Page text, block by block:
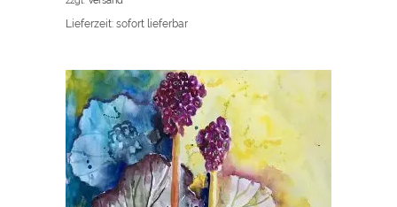
Lieferzeit: sofort lieferbar